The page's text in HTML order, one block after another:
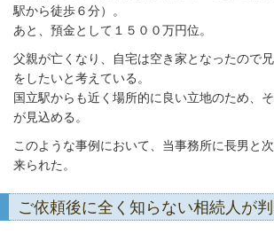
駅から徒歩６分）。
あと、預金として１５００万円位。
父親が亡くなり、自宅は空き家となったので
をしたいと考えている。
国立駅からも近く場所的に良い立地のため、
が見込める。
このような事例において、当事務所に長男と
来られた。
ご依頼後に全く知らない相続人が